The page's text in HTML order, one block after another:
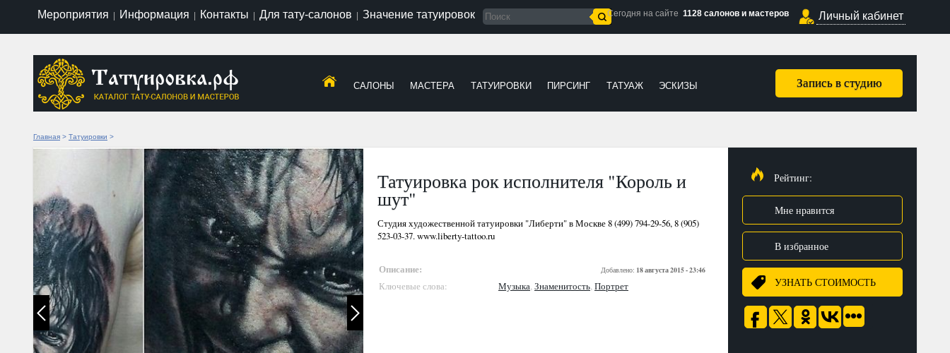
Мероприятия Информация Контакты Для тату-салонов Значение татуировок Сегодня на сайте 1128 салонов и мастеров Личный кабинет
Запись в студию
САЛОНЫ МАСТЕРА ТАТУИРОВКИ ПИРСИНГ ТАТУАЖ ЭСКИЗЫ
Главная > Татуировки >
Татуировка рок исполнителя "Король и
шут"
Студия художественной татуировки "Либерти" в Москве 8 (499) 794-29-56, 8 (905)
523-03-37. www.liberty-tattoo.ru
Описание: Добавлено: 18 августа 2015 - 23:46
Ключевые слова: Музыка,Знаменитость,Портрет
Рейтинг:
Мне нравится
В избранное
УЗНАТЬ СТОИМОСТЬ